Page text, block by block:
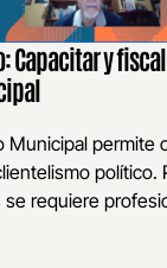
Capacitar y
Municipal permite
político.
requiere